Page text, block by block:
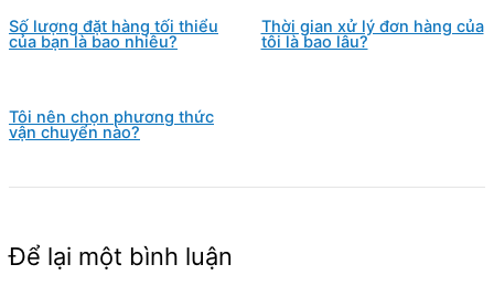
Số lượng đặt hàng tối thiểu
của bạn là bao nhiêu?
Thời gian xử lý đơn hàng của
tôi là bao lâu?
Tôi nên chọn phương thức
vận chuyển nào?
Để lại một bình luận